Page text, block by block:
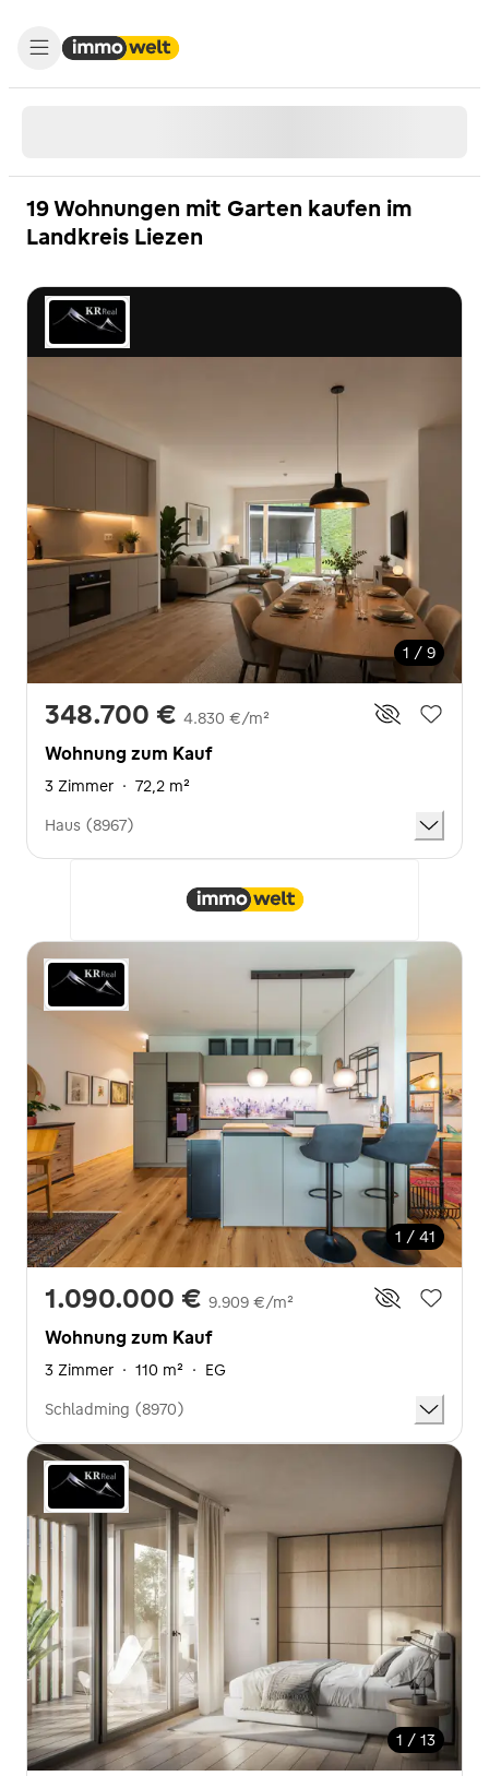
19 Wohnungen mit Garten kaufen im
Landkreis Liezen
1 / 9
348.700 € 4.830 €/m²
Wohnung zum Kauf
3 Zimmer · 72,2 m²
Haus (8967)
1 / 41
1.090.000 € 9.909 €/m²
Wohnung zum Kauf
3 Zimmer · 110 m² · EG
Schladming (8970)
1 / 13